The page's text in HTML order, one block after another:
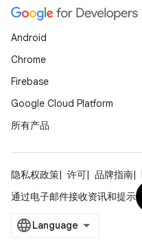
Android
Chrome
Firebase
Google Cloud Platform
所有产品
隐私权政策 许可 品牌指南
通过电子邮件接收资讯和提示